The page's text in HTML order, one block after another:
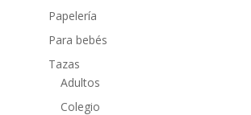
Papelería
Para bebés
Tazas
Adultos
Colegio